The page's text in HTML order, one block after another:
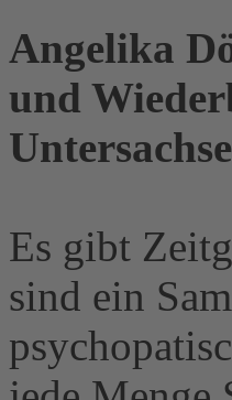
Angelika
und
Es gibt
sind ein